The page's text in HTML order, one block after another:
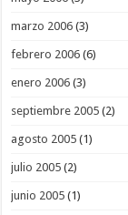
marzo 2006 (3)
febrero 2006 (6)
enero 2006 (3)
septiembre 2005 (2)
agosto 2005 (1)
julio 2005 (2)
junio 2005 (1)